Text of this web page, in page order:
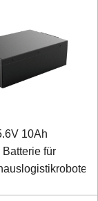
10Ah
Batterie für